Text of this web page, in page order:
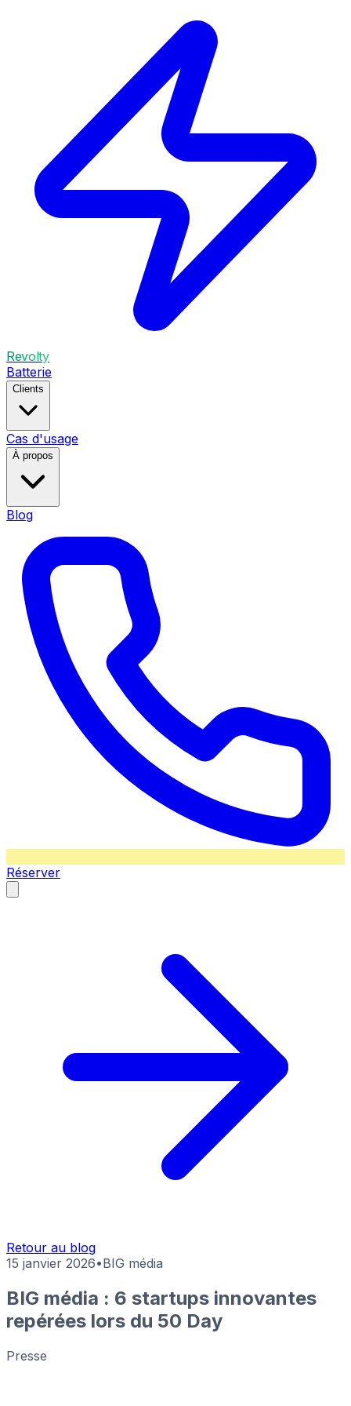
Revolty
Batterie
Clients
Cas d'usage
À propos
Blog
Réserver
Retour au blog
15 janvier 2026•BIG média
BIG média : 6 startups innovantes
repérées lors du 50 Day
Presse